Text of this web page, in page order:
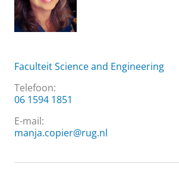
Faculteit Science and Engineering
Telefoon:
06 1594 1851
E-mail:
manja.copier@rug.nl